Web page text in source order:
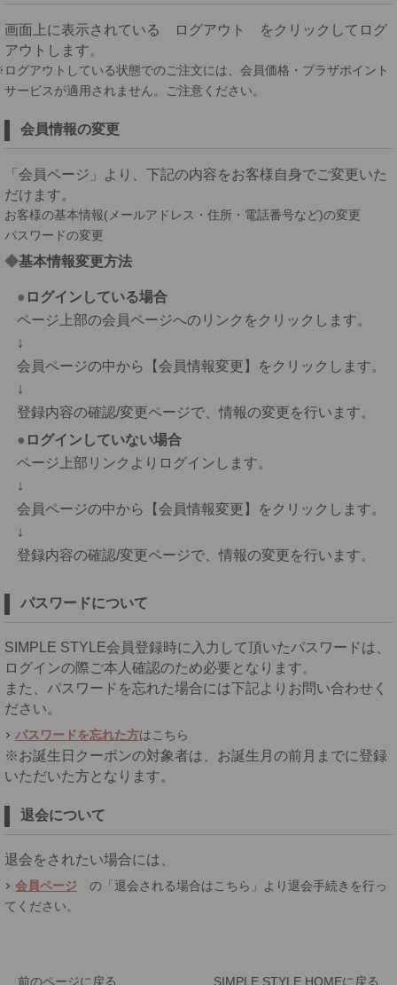
画面上に表示されている ログアウト をクリックしてログ
アウトします。
グアウトしている状態でのご注文には、会員価格・プラザポイント
サービスが適用されません。ご注意ください。
会員情報の変更
「会員ページ」より、下記の内容をお客様自身でご変更いた
だけます。
お客様の基本情報(メールアドレス・住所・電話番号など)の変更
パスワードの変更
基本情報変更方法
ログインしている場合
ページ上部の会員ページへのリンクをクリックします。
↓
会員ページの中から【会員情報変更】をクリックします。
↓
登録内容の確認/変更ページで、情報の変更を行います。
ログインしていない場合
ページ上部リンクよりログインします。
↓
会員ページの中から【会員情報変更】をクリックします。
↓
登録内容の確認/変更ページで、情報の変更を行います。
パスワードについて
SIMPLE STYLE会員登録時に入力して頂いたパスワードは、
ログインの際ご本人確認のため必要となります。
また、パスワードを忘れた場合には下記よりお問い合わせく
ださい。
パスワードを忘れた方はこちら
※お誕生日クーポンの対象者は、お誕生月の前月までに登録
いただいた方となります。
退会について
退会をされたい場合には、
会員ページ の 「退会される場合はこちら」
より退会手続きを行っ
てください。
前のページに戻る SIMPLE STYLE HOMEに戻る